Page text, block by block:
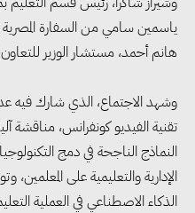
ياسمين سامي من السفارة المصرية
هانم أحمد، مستشار الوزير للتعاون
وشهد الاجتماع، الذي شارك فيه
تقنية الفيديو كونفرانس، مناقشة
النماذج الناجحة في دمج
الإدارية والتعليمية على
الذكاء الاصطناعي في العملية